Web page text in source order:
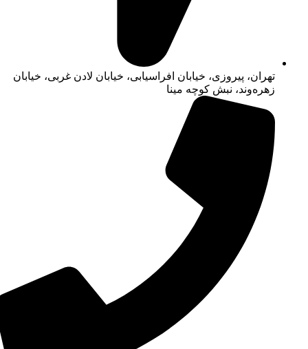
تهران، پیروزی، خیابان افراسیابی، خیابان لادن غربی، خیابان
زهره‌وند، نبش کوچه مینا